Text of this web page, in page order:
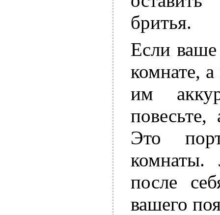
бритья.
Если
комнате,
им
Это
комнаты.
после
вашего